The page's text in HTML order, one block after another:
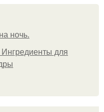
ночь.
для